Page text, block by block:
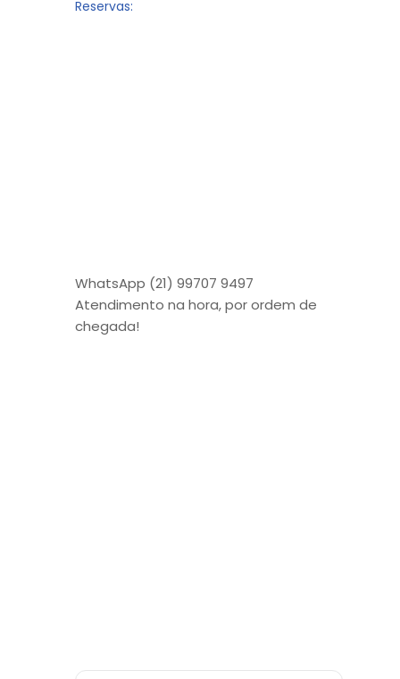
Reservas:
WhatsApp (21) 99707 9497
Atendimento na hora, por ordem de
chegada!